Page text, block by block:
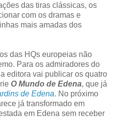
das tiras clássicas, os
com os dramas e
mais amadas dos
das HQs europeias não
Para os admiradores do
editora vai publicar os quatro
O Mundo de Edena, que já
de Edena. No próximo
já transformado em
em Edena sem receber